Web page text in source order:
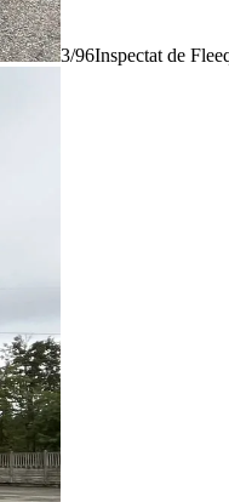
3/96Inspectat de